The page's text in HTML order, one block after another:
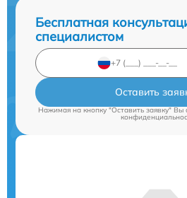
Бесплатная
специалистом
Оставить
Нажимая на кнопку "Оставить заявку" Вы